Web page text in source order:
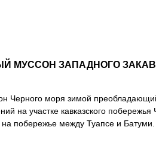
МУССОН ЗАПАДНОГО
Черного моря зимой
на участке кавказского побережья
побережье между Туапсе и